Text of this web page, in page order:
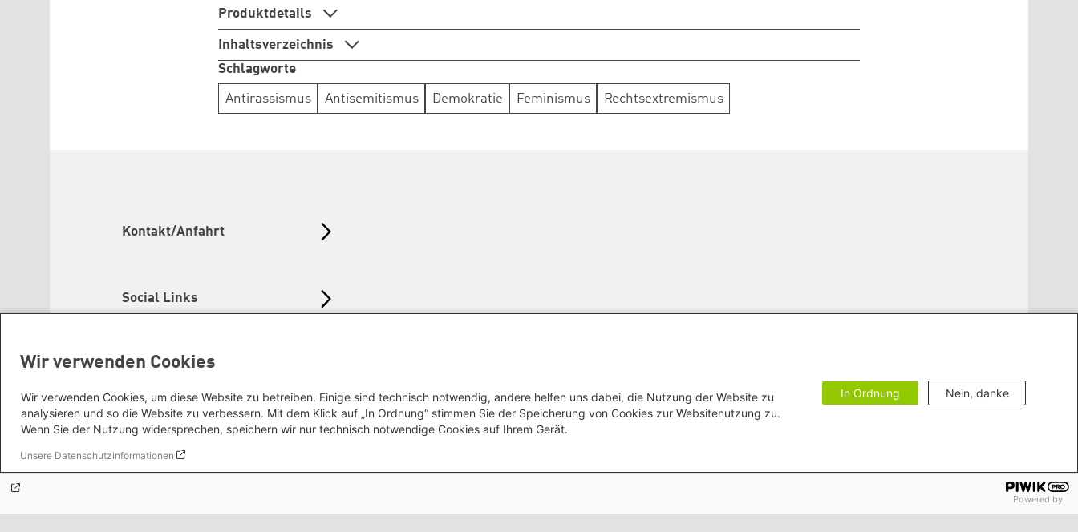
Produktdetails
Inhaltsverzeichnis
Schlagworte
Antirassismus Antisemitismus Demokratie Feminismus Rechtsextremismus
Kontakt/Anfahrt
Social Links
Heinrich-Böll-Stiftungen
Internationale Büros
Wir verwenden Cookies
Wir verwenden Cookies, um diese Website zu betreiben. Einige sind technisch notwendig, andere helfen uns dabei, die Nutzung der Website zu
analysieren und so die Website zu verbessern. Mit dem Klick auf „In Ordnung“ stimmen Sie der Speicherung von Cookies zur Websitenutzung zu.
Wenn Sie der Nutzung widersprechen, speichern wir nur technisch notwendige Cookies auf Ihrem Gerät.
Unsere Datenschutzinformationen
In Ordnung Nein, danke
Powered by